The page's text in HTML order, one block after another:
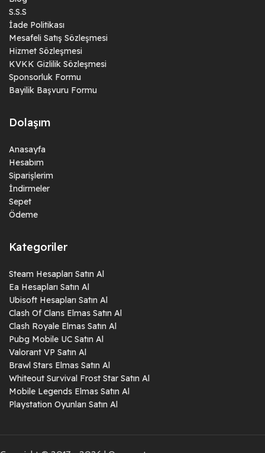
S.S.S
İade Politikası
Mesafeli Satış Sözleşmesi
Hizmet Sözleşmesi
KVKK Gizlilik Sözleşmesi
Sponsorluk Formu
Bayilik Başvuru Formu
Dolaşım
Anasayfa
Hesabım
Siparişlerim
İndirmeler
Sepet
Ödeme
Kategoriler
Steam Hesapları Satın Al
Ea Hesapları Satın Al
Ubisoft Hesapları Satın Al
Clash Of Clans Elmas Satın Al
Clash Royale Elmas Satın Al
Pubg Mobile UC Satın Al
Valorant VP Satın Al
Brawl Stars Elmas Satın Al
Whiteout Survival Frost Star Satın Al
Mobile Legends Elmas Satın Al
Playstation Oyunları Satın Al